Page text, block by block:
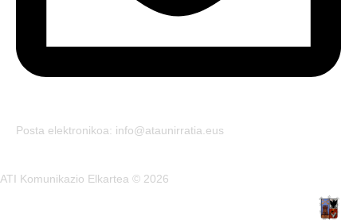
Posta elektronikoa: info@ataunirratia.eus
ATI Komunikazio Elkartea © 2026